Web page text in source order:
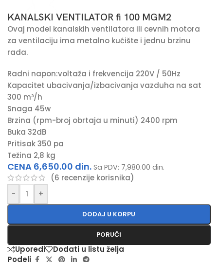
KANALSKI VENTILATOR fi 100 MGM2
Ovaj model kanalskih ventilatora ili cevnih motora
za ventilaciju ima metalno kućište i jednu brzinu
rada.
Radni napon:voltaža i frekvencija 220V / 50Hz
Kapacitet ubacivanja/izbacivanja vazduha na sat
300 m³/h
Snaga 45w
Brzina (rpm-broj obrtaja u minuti) 2400 rpm
Buka 32dB
Pritisak 350 pa
Težina 2,8 kg
CENA 6,650.00 din. Sa PDV: 7,980.00 din.
(6 recenzije korisnika)
-
+
DODAJ U KORPU
PORUČI
Uporedi
Dodati u listu želja
Podeli